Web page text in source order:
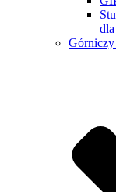
Górniczy